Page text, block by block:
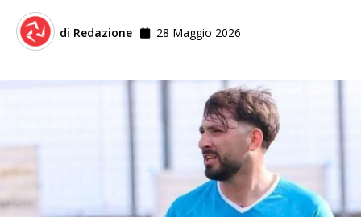
di Redazione 28 Maggio 2026